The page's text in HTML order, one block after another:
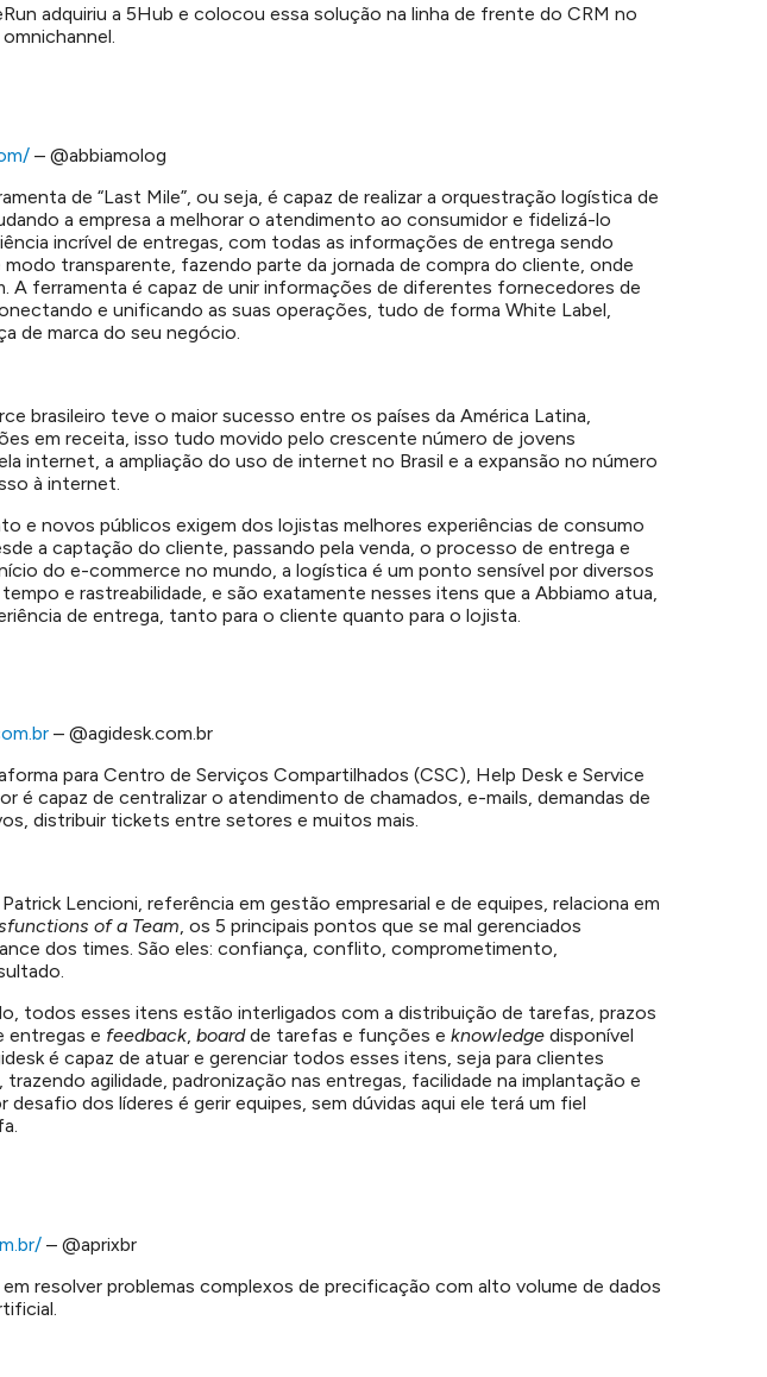
adquiriu a 5Hub e colocou essa solução na linha de frente do CRM no
– @abbiamolog
de “Last Mile”, ou seja, é capaz de realizar a orquestração logística de
a empresa a melhorar o atendimento ao consumidor e fidelizá-lo
incrível de entregas, com todas as informações de entrega sendo
modo transparente, fazendo parte da jornada de compra do cliente, onde
A ferramenta é capaz de unir informações de diferentes fornecedores de
e unificando as suas operações, tudo de forma White Label,
de marca do seu negócio.
brasileiro teve o maior sucesso entre os países da América Latina,
em receita, isso tudo movido pelo crescente número de jovens
internet, a ampliação do uso de internet no Brasil e a expansão no número
à internet.
e novos públicos exigem dos lojistas melhores experiências de consumo
a captação do cliente, passando pela venda, o processo de entrega e
do e-commerce no mundo, a logística é um ponto sensível por diversos
e rastreabilidade, e são exatamente nesses itens que a Abbiamo atua,
de entrega, tanto para o cliente quanto para o lojista.
– @agidesk.com.br
para Centro de Serviços Compartilhados (CSC), Help Desk e Service
é capaz de centralizar o atendimento de chamados, e-mails, demandas de
distribuir tickets entre setores e muitos mais.
Lencioni, referência em gestão empresarial e de equipes, relaciona em
of a Team, os 5 principais pontos que se mal gerenciados
dos times. São eles: confiança, conflito, comprometimento,
todos esses itens estão interligados com a distribuição de tarefas, prazos
entregas e feedback, boardde tarefas e funções e knowledge disponível
é capaz de atuar e gerenciar todos esses itens, seja para clientes
agilidade, padronização nas entregas, facilidade na implantação e
desafio dos líderes é gerir equipes, sem dúvidas aqui ele terá um fiel
– @aprixbr
resolver problemas complexos de precificação com alto volume de dados